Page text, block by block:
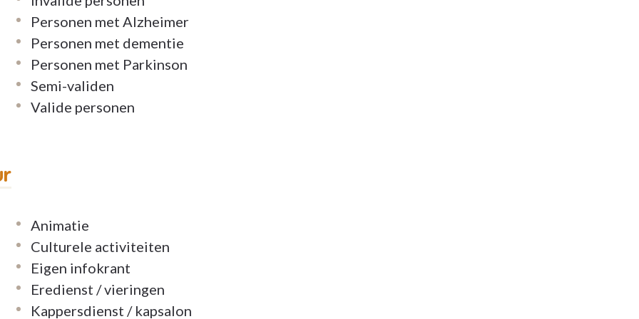
eigen keuken. Vrienden en familie kunnen
relaxzetel
met inloopdouche
Personen met Alzheimer
Personen met dementie
Personen met Parkinson
Semi-validen
Valide personen
Animatie
Culturele activiteiten
Eigen infokrant
Eredienst / vieringen
Kappersdienst / kapsalon